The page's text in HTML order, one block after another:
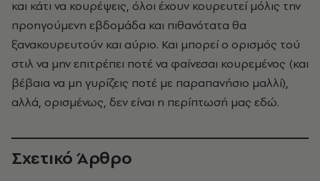
και κάτι να κουρέψεις, όλοι έχουν κουρευτεί μόλις την
προηγούμενη εβδομάδα και πιθανότατα θα
ξανακουρευτούν και αύριο. Και μπορεί ο ορισμός τού
στιλ να μην επιτρέπει ποτέ να φαίνεσαι κουρεμένος (και
βέβαια να μη γυρίζεις ποτέ με παραπανήσιο μαλλί),
αλλά, ορισμένως, δεν είναι η περίπτωσή μας εδώ.
Σχετικό Άρθρο